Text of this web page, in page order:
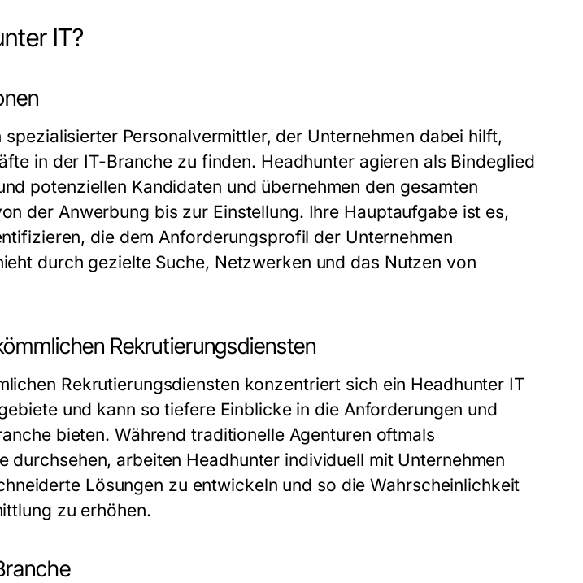
IT?
spezialisierter Personalvermittler, der Unternehmen dabei hilft,
in der IT-Branche zu finden. Headhunter agieren als Bindeglied
potenziellen Kandidaten und übernehmen den gesamten
der Anwerbung bis zur Einstellung. Ihre Hauptaufgabe ist es,
die dem Anforderungsprofil der Unternehmen
durch gezielte Suche, Netzwerken und das Nutzen von
Rekrutierungsdiensten
Rekrutierungsdiensten konzentriert sich ein Headhunter IT
und kann so tiefere Einblicke in die Anforderungen und
bieten. Während traditionelle Agenturen oftmals
durchsehen, arbeiten Headhunter individuell mit Unternehmen
Lösungen zu entwickeln und so die Wahrscheinlichkeit
zu erhöhen.